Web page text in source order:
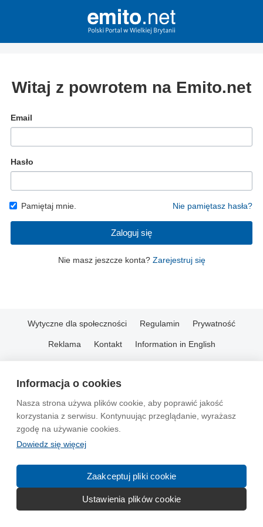
Informacja o cookies
Nasza strona używa plików cookie, aby poprawić jakość
korzystania z serwisu. Kontynuując przeglądanie, wyrażasz
zgodę na używanie cookies.
Dowiedz się więcej
Zaakceptuj pliki cookie
Ustawienia plików cookie
Witaj z powrotem na Emito.net
Email
Hasło
Pamiętaj mnie. Nie pamiętasz hasła?
Zaloguj się
Nie masz jeszcze konta? Zarejestruj się
Wytyczne dla społeczności Regulamin Prywatność
Reklama Kontakt Information in English